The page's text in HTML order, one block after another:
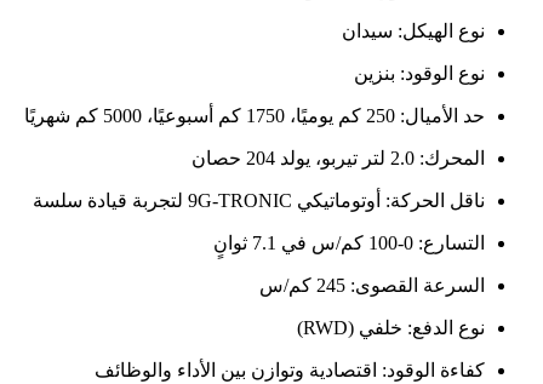
نوع الهيكل: سيدان
نوع الوقود: بنزين
حد الأميال: 250 كم يوميًا، 1750 كم أسبوعيًا، 5000 كم شهريًا
المحرك: 2.0 لتر تيربو، يولد 204 حصان
ناقل الحركة: أوتوماتيكي 9G-TRONIC لتجربة قيادة سلسة
التسارع: 0-100 كم/س في 7.1 ثوانٍ
السرعة القصوى: 245 كم/س
نوع الدفع: خلفي (RWD)
كفاءة الوقود: اقتصادية وتوازن بين الأداء والوظائف